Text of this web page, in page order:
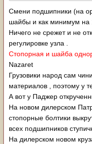
Смени подшипники (на
шайбы и как минимум на
Ничего не срежет и не
регулировке узла .
Стопорная и шайба
Nazaret
Грузовики народ сам
материалов , поэтому у
А вот у Паджер
На новом дилерском
стопорные болтики
всех подшипников
На дилерском новом